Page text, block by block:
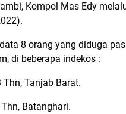
Kompol Mas Edy
8 orang yang diduga
di beberapa indekos :
Thn, Tanjab Barat.
Batanghari.